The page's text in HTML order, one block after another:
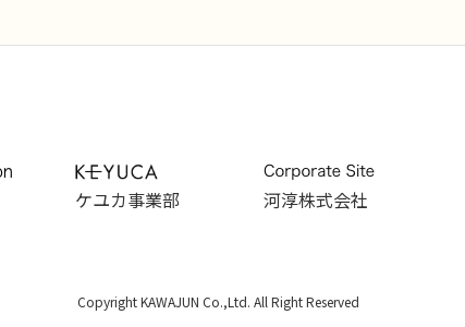
ケユカ事業部 河淳株式会社
Copyright KAWAJUN Co.,Ltd. All Right Reserved